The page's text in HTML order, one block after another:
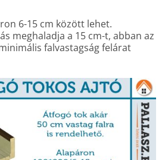
6-15 cm között lehet.
meghaladja a 15 cm-t, abban az
falvastagság felárat